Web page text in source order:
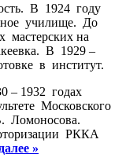
В 1924 году
училище. До
мастерских на
В 1929 –
в институт.
1932 годах
Московского
Ломоносова.
РККА
»